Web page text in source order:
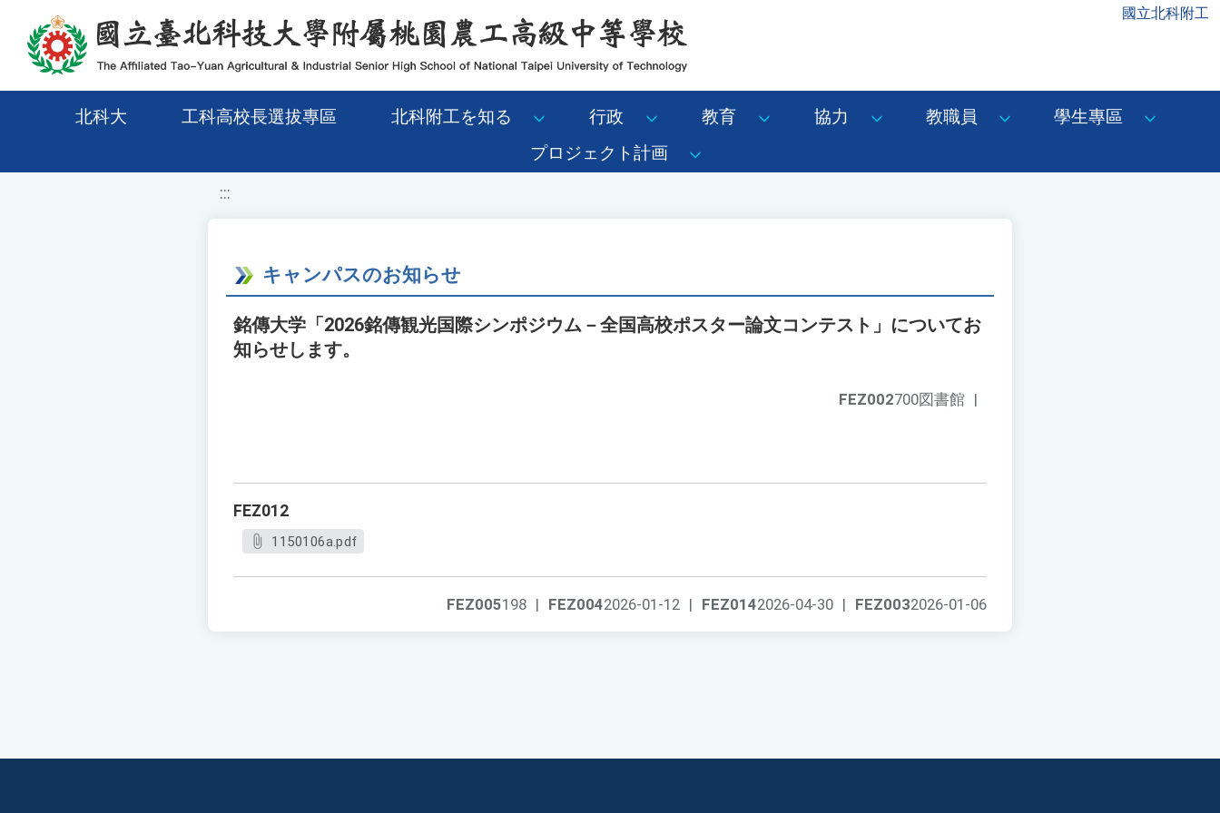
移至網頁之主要內容區位置 國立北科附工
北科大 工科高校長選拔專區 北科附工を知る 行政 教育 協力 教職員
學生專區
プロジェクト計画
:::
キャンパスのお知らせ
銘傳大学「2026銘傳観光国際シンポジウム－全国高校ポスター論文コンテスト」についてお
知らせします。
FEZ002700図書館 |
FEZ012
1150106a.pdf
FEZ0032026-01-06
FEZ0142026-04-30 |
FEZ0042026-01-12 |
FEZ005198 |